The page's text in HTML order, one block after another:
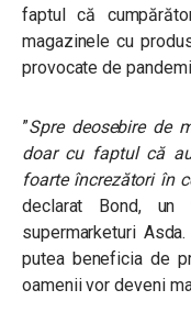
faptul că
magazinele cu
provocate de
”Spre deosebire de
doar cu faptul că
foarte încrezători în
declarat Bond,
supermarketuri
putea beneficia de
oamenii vor deveni